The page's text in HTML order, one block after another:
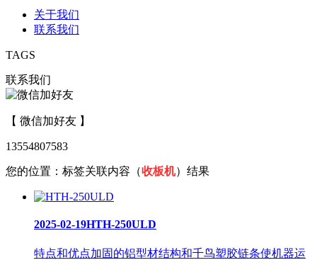
关于我们
联系我们
TAGS
联系我们
【 微信加好友 】
13554807583
您的位置： 标签关联内容（收板机）结果
2025-02-19HTH-250ULD
特点和优点加固的铝型材结构和千鸟塑胶链条使机器运